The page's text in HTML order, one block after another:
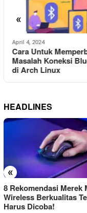
«
April 4, 2024
Cara Untuk
Masalah Koneksi
di Arch Linux
HEADLINES
«
8 Rekomendasi Merek
Wireless Berkualitas
Harus Dicoba!